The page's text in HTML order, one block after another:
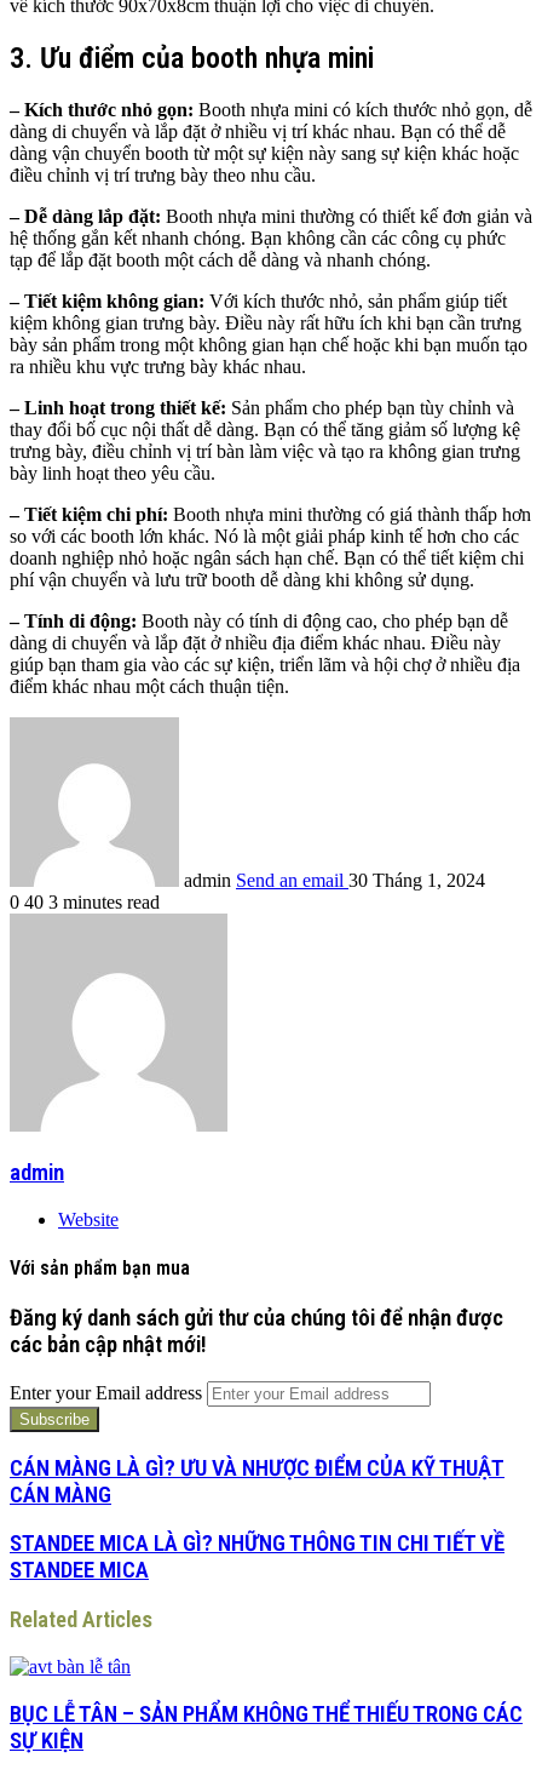
về kích thước 90x70x8cm thuận lợi cho việc di chuyển.
3. Ưu điểm của booth nhựa mini
– Kích thước nhỏ gọn: Booth nhựa mini có kích thước nhỏ gọn, dễ
dàng di chuyển và lắp đặt ở nhiều vị trí khác nhau. Bạn có thể dễ
dàng vận chuyển booth từ một sự kiện này sang sự kiện khác hoặc
điều chỉnh vị trí trưng bày theo nhu cầu.
– Dễ dàng lắp đặt: Booth nhựa mini thường có thiết kế đơn giản và
hệ thống gắn kết nhanh chóng. Bạn không cần các công cụ phức
tạp để lắp đặt booth một cách dễ dàng và nhanh chóng.
– Tiết kiệm không gian: Với kích thước nhỏ, sản phẩm giúp tiết
kiệm không gian trưng bày. Điều này rất hữu ích khi bạn cần trưng
bày sản phẩm trong một không gian hạn chế hoặc khi bạn muốn tạo
ra nhiều khu vực trưng bày khác nhau.
– Linh hoạt trong thiết kế: Sản phẩm cho phép bạn tùy chỉnh và
thay đổi bố cục nội thất dễ dàng. Bạn có thể tăng giảm số lượng kệ
trưng bày, điều chỉnh vị trí bàn làm việc và tạo ra không gian trưng
bày linh hoạt theo yêu cầu.
– Tiết kiệm chi phí: Booth nhựa mini thường có giá thành thấp hơn
so với các booth lớn khác. Nó là một giải pháp kinh tế hơn cho các
doanh nghiệp nhỏ hoặc ngân sách hạn chế. Bạn có thể tiết kiệm chi
phí vận chuyển và lưu trữ booth dễ dàng khi không sử dụng.
– Tính di động: Booth này có tính di động cao, cho phép bạn dễ
dàng di chuyển và lắp đặt ở nhiều địa điểm khác nhau. Điều này
giúp bạn tham gia vào các sự kiện, triển lãm và hội chợ ở nhiều địa
điểm khác nhau một cách thuận tiện.
admin Send an email 30 Tháng 1, 2024
0 40 3 minutes read
admin
Website
Với sản phẩm bạn mua
Đăng ký danh sách gửi thư của chúng tôi để nhận được
các bản cập nhật mới!
Enter your Email address
CÁN MÀNG LÀ GÌ? ƯU VÀ NHƯỢC ĐIỂM CỦA KỸ THUẬT
CÁN MÀNG
STANDEE MICA LÀ GÌ? NHỮNG THÔNG TIN CHI TIẾT VỀ
STANDEE MICA
Related Articles
BỤC LỄ TÂN – SẢN PHẨM KHÔNG THỂ THIẾU TRONG CÁC
SỰ KIỆN